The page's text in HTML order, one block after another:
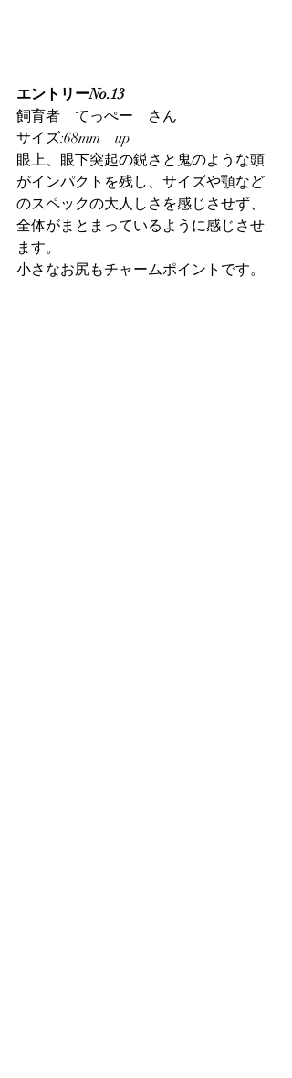
エントリーNo.13
飼育者　てっぺー　さん
サイズ:68mm　up
眼上、眼下突起の鋭さと鬼のような頭
がインパクトを残し、サイズや顎など
のスペックの大人しさを感じさせず、
全体がまとまっているように感じさせ
ます。
小さなお尻もチャームポイントです。